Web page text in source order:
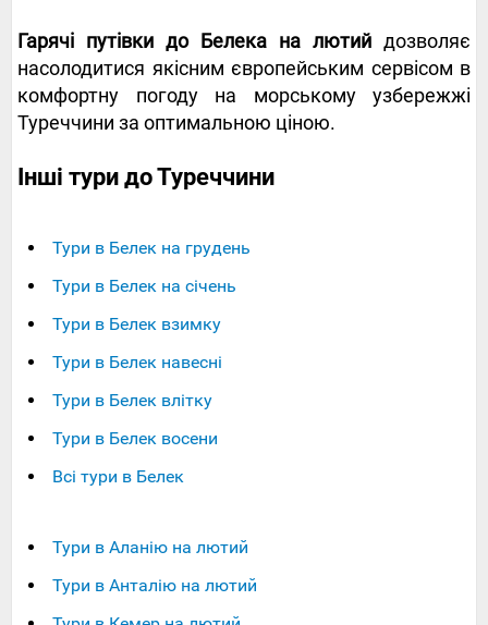
Гарячі путівки до Белека на лютий дозволяє
насолодитися якісним європейським сервісом в
комфортну погоду на морському узбережжі
Туреччини за оптимальною ціною.
Інші тури до Туреччини
Тури в Белек на грудень
Тури в Белек на січень
Тури в Белек взимку
Тури в Белек навесні
Тури в Белек влітку
Тури в Белек восени
Всі тури в Белек
Тури в Аланію на лютий
Тури в Анталію на лютий